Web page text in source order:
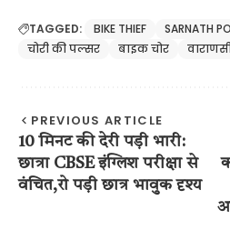
TAGGED: BIKE THIEF SARNATH
चोरी की पल्सर
बाइक चोर
PREVIOUS ARTICLE
10 मिनट की देरी पड़ी भारी:
छात्रा CBSE इंग्लिश परीक्षा से
वंचित,रो पड़ी छात्र भावुक दृश्य